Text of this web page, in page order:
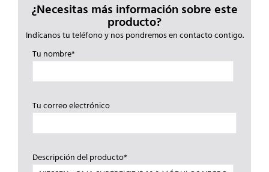
¿Necesitas más información sobre este
producto?
Indícanos tu teléfono y nos pondremos en contacto contigo.
Tu nombre*
Tu correo electrónico
Descripción del producto*